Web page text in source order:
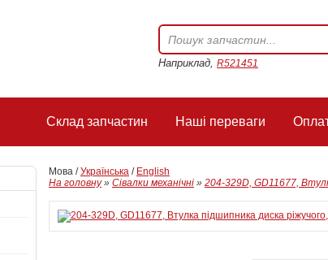
Наприклад, R521451
Склад запчастин Наші переваги
Мова /Українська / English
На головну» Сівалки механічні » 204-329D, GD11677,